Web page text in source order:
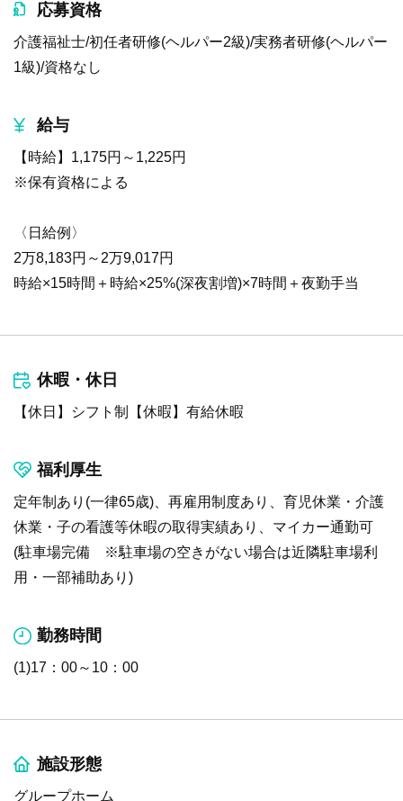
応募資格
介護福祉士/初任者研修(ヘルパー2級)/実務者研修(ヘルパー
1級)/資格なし
給与
【時給】1,175円～1,225円
※保有資格による
〈日給例〉
2万8,183円～2万9,017円
時給×15時間＋時給×25%(深夜割増)×7時間＋夜勤手当
休暇・休日
【休日】シフト制【休暇】有給休暇
福利厚生
定年制あり(一律65歳)、再雇用制度あり、育児休業・介護
休業・子の看護等休暇の取得実績あり、マイカー通勤可
(駐車場完備 ※駐車場の空きがない場合は近隣駐車場利
用・一部補助あり)
勤務時間
(1)17：00～10：00
施設形態
グループホーム